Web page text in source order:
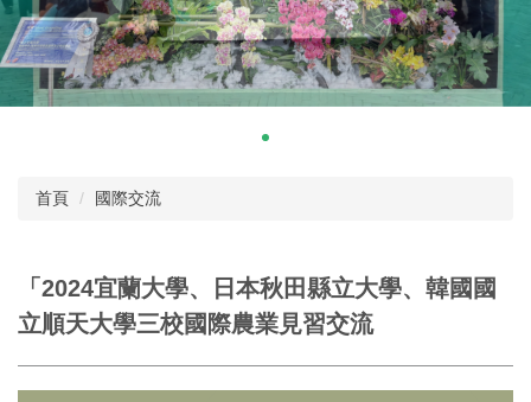
首頁 國際交流
「2024宜蘭大學、日本秋田縣立大學、韓國國
立順天大學三校國際農業見習交流